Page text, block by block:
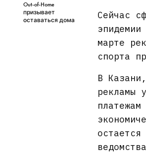
Out-of-Home
призывает
оставаться дома
Сейчас
марте
спорта
В
рекламы